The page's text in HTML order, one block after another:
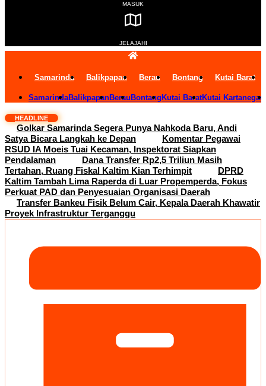
MASUK
JELAJAHI
Samarinda Balikpapan Berau Bontang Kutai Barat
SamarindaBalikpapanBerau Bontang Kutai BaratKutai
HEADLINE
Golkar Samarinda Segera Punya Nahkoda Baru, Andi
Satya Bicara Langkah ke Depan
Komentar Pegawai
RSUD IA Moeis Tuai Kecaman, Inspektorat Siapkan
Pendalaman
Dana Transfer Rp2,5 Triliun Masih
Tertahan, Ruang Fiskal Kaltim Kian Terhimpit
DPRD
Kaltim Tambah Lima Raperda di Luar Propemperda, Fokus
Perkuat PAD dan Penyesuaian Organisasi Daerah
Transfer Bankeu Fisik Belum Cair, Kepala Daerah Khawatir
Proyek Infrastruktur Terganggu